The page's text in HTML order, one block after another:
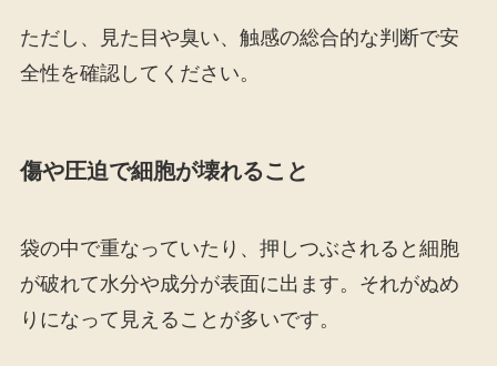
ただし、見た目や臭い、触感の総合的な判断で安
全性を確認してください。
傷や圧迫で細胞が壊れること
袋の中で重なっていたり、押しつぶされると細胞
が破れて水分や成分が表面に出ます。それがぬめ
りになって見えることが多いです。